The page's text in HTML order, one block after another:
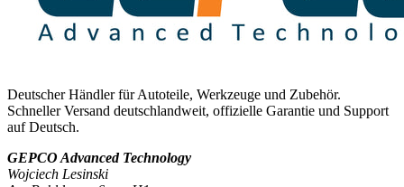
Deutscher Händler für Autoteile, Werkzeuge und Zubehör.
Schneller Versand deutschlandweit, offizielle Garantie und Support
auf Deutsch.
GEPCO Advanced Technology
Wojciech Lesinski